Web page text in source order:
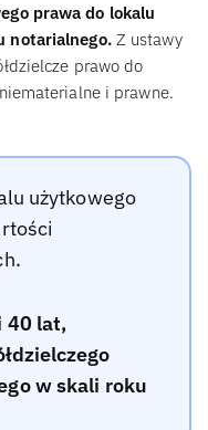
prawa do lokalu
notarialnego.Z ustawy
prawo do
i prawne.
użytkowego
40 lat,
w skali roku